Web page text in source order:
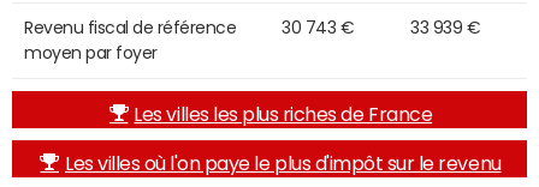
Revenu fiscal de référence
moyen par foyer
30 743 € 33 939 €
Les villes les plus riches de France
Les villes où l'on paye le plus d'impôt sur le revenu